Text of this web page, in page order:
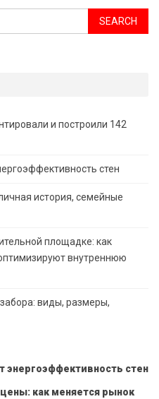
и построили 142
стен
история, семейные
площадке: как
внутреннюю
виды, размеры,
энергоэффективность стен
как меняется рынок